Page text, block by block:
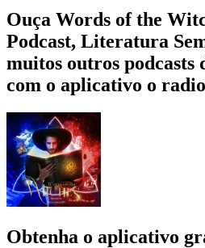
Ouça Words of the
Podcast, Literatura
muitos outros podcasts
com o aplicativo o
Obtenha o aplicativo